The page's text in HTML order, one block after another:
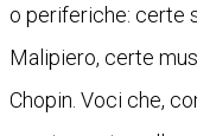
o periferiche: certe
Malipiero, certe
Chopin. Voci che,